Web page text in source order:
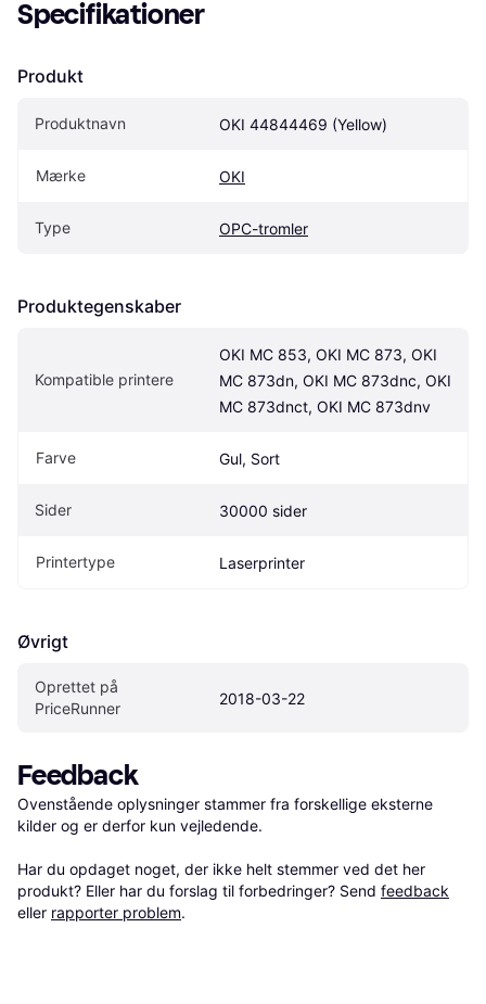
Specifikationer
Produkt
Produktnavn OKI 44844469 (Yellow)
Mærke OKI
Type OPC-tromler
Produktegenskaber
Kompatible printere
OKI MC 853, OKI MC 873, OKI
MC 873dn, OKI MC 873dnc, OKI
MC 873dnct, OKI MC 873dnv
Farve Gul, Sort
Sider 30000 sider
Printertype Laserprinter
Øvrigt
Oprettet på
PriceRunner
2018-03-22
Feedback
Ovenstående oplysninger stammer fra forskellige eksterne
kilder og er derfor kun vejledende.
Har du opdaget noget, der ikke helt stemmer ved det her
produkt? Eller har du forslag til forbedringer? Send feedback
eller rapporter problem.